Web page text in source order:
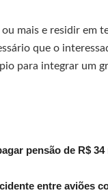
ou mais e residir em
que o
para integrar um
pensão de R$
entre aviões